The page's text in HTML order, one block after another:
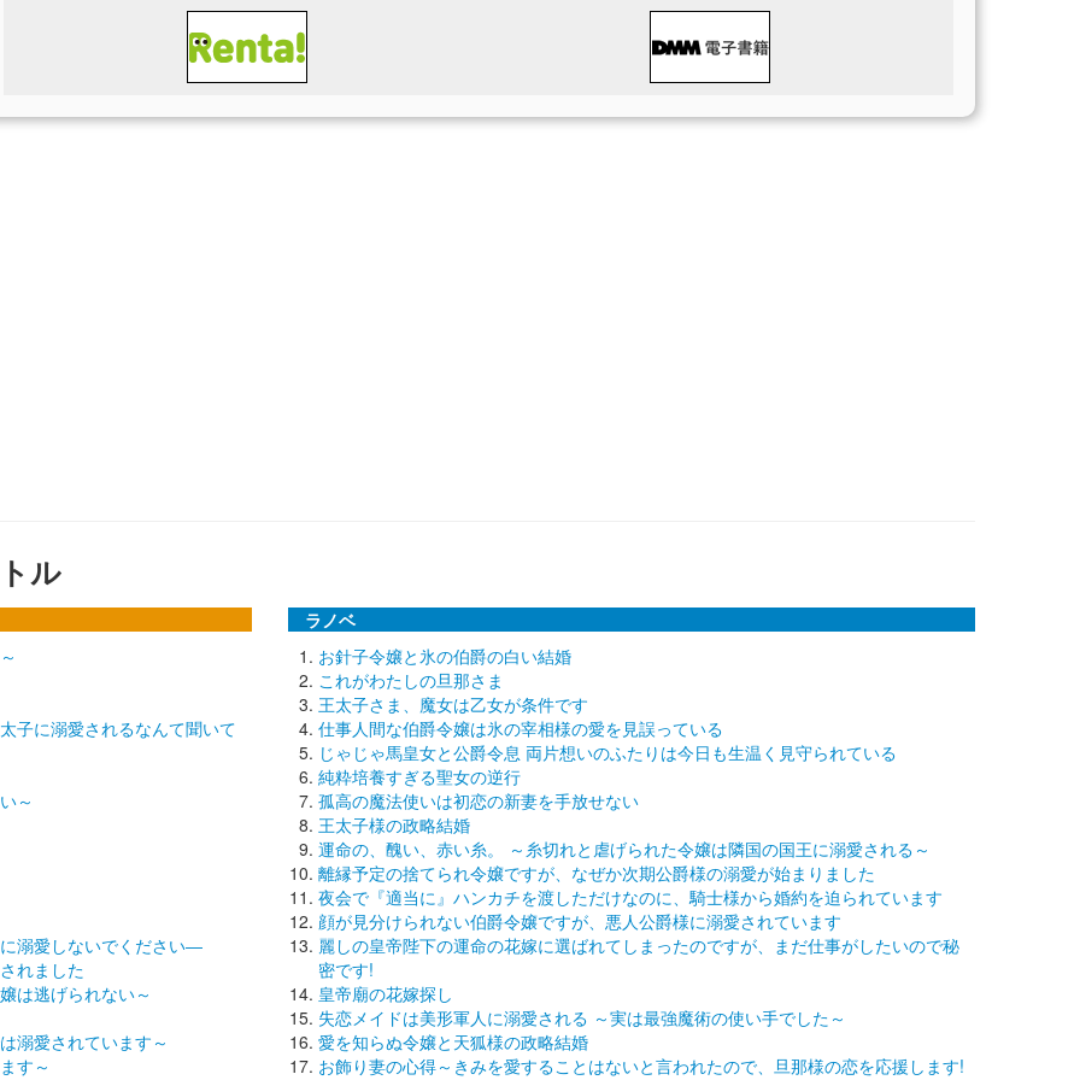
ル
子に溺愛されるなんて聞いて
～
溺愛しないでください―
れました
は逃げられない～
溺愛されています～
す～
ラノベ
お針子令嬢と氷の伯爵の白い結婚
これがわたしの旦那さま
王太子さま、魔女は乙女が条件です
仕事人間な伯爵令嬢は氷の宰相様の愛を見誤っている
じゃじゃ馬皇女と公爵令息 両片想いのふたりは今日も生温く見守られている
純粋培養すぎる聖女の逆行
孤高の魔法使いは初恋の新妻を手放せない
王太子様の政略結婚
運命の、醜い、赤い糸。 ～糸切れと虐げられた令嬢は隣国の国王に溺愛される～
離縁予定の捨てられ令嬢ですが、なぜか次期公爵様の溺愛が始まりました
夜会で『適当に』ハンカチを渡しただけなのに、騎士様から婚約を迫られています
顔が見分けられない伯爵令嬢ですが、悪人公爵様に溺愛されています
麗しの皇帝陛下の運命の花嫁に選ばれてしまったのですが、まだ仕事がしたいので秘
密です!
皇帝廟の花嫁探し
失恋メイドは美形軍人に溺愛される ～実は最強魔術の使い手でした～
愛を知らぬ令嬢と天狐様の政略結婚
お飾り妻の心得～きみを愛することはないと言われたので、旦那様の恋を応援します!